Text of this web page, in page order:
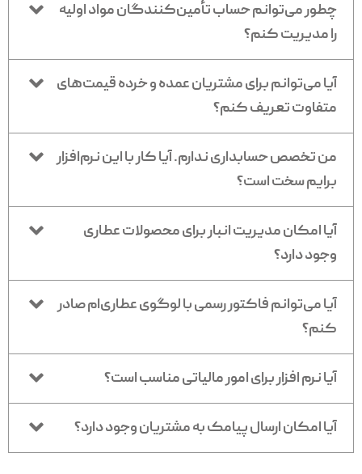
چطور می‌توانم حساب تأمین‌کنندگان مواد اولیه
را مدیریت کنم؟
آیا می‌توانم برای مشتریان عمده و خرده قیمت‌های
متفاوت تعریف کنم؟
من تخصص حسابداری ندارم. آیا کار با این نرم‌افزار
برایم سخت است؟
آیا امکان مدیریت انبار برای محصولات عطاری
وجود دارد؟
آیا می‌توانم فاکتور رسمی با لوگوی عطاری‌ام صادر
کنم؟
آیا نرم افزار برای امور مالیاتی مناسب است؟
آیا امکان ارسال پیامک به مشتریان وجود دارد؟